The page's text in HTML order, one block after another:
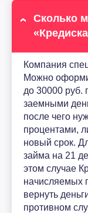
Сколько
Компания
Можно
до 30000 руб.
заемными
после чего
процентами,
новый срок.
займа на 21
этом случае
начисляемых
вернуть
противном